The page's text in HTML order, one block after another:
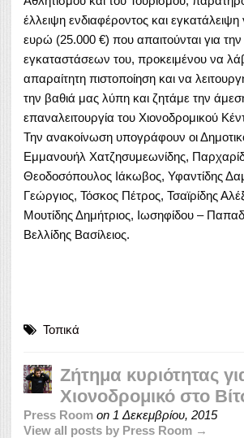
έλλειψη ενδιαφέροντος και εγκατάλειψη
ευρώ (25.000 €) που απαιτούνται για
εγκαταστάσεων του, προκειμένου να
απαραίτητη πιστοποίηση και να
την βαθιά μας λύπη και ζητάμε την
επαναλειτουργία του Χιονοδρομικού
Την ανακοίνωση υπογράφουν οι
Εμμανουήλ Χατζησυμεωνίδης,
Θεοδοσόπουλος Ιάκωβος, Υφαντίδης
Γεώργιος, Τόσκος Πέτρος, Τσαϊρίδης
Μουτίδης Δημήτριος, Ιωσηφίδου –
Βελλίδης Βασίλειος.
Τοπικά
Ζήτημα κυριότητας
Χιονοδρομικό στο
Press Room on 1 Δεκεμβρίου, 2015
View all posts by Press Room →